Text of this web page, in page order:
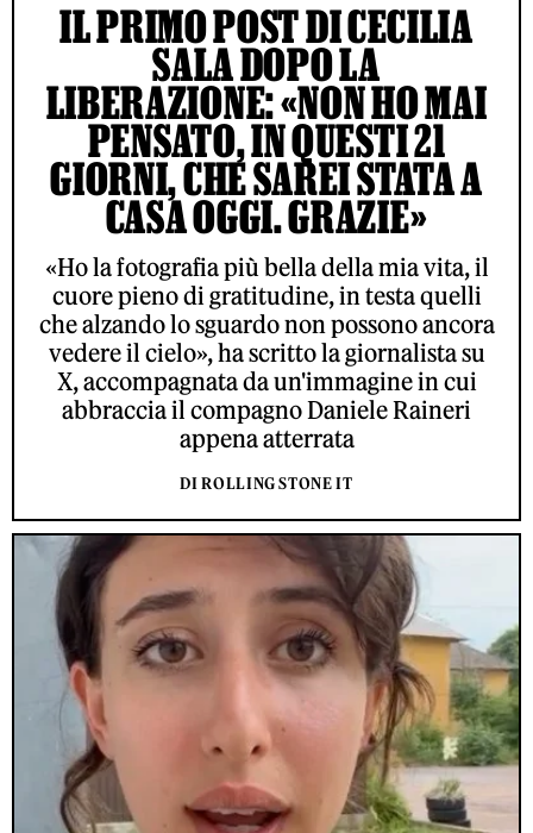
IL PRIMO POST DI CECILIA
SALA DOPO LA
LIBERAZIONE: «NON HO MAI
PENSATO, IN QUESTI 21
GIORNI, CHE SAREI STATA A
CASA OGGI. GRAZIE»
«Ho la fotografia più bella della mia vita, il
cuore pieno di gratitudine, in testa quelli
che alzando lo sguardo non possono ancora
vedere il cielo», ha scritto la giornalista su
X, accompagnata da un'immagine in cui
abbraccia il compagno Daniele Raineri
appena atterrata
DI ROLLING STONE IT